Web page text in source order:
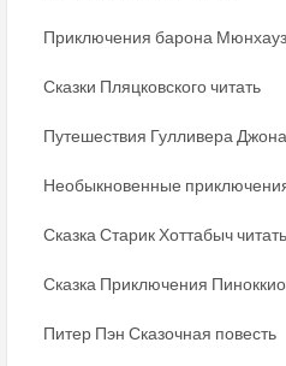
Приключения барона
Сказки Пляцковского читать
Путешествия Гулливера
Необыкновенные
Сказка Старик Хоттабыч читать
Сказка Приключения Пиноккио
Питер Пэн Сказочная повесть